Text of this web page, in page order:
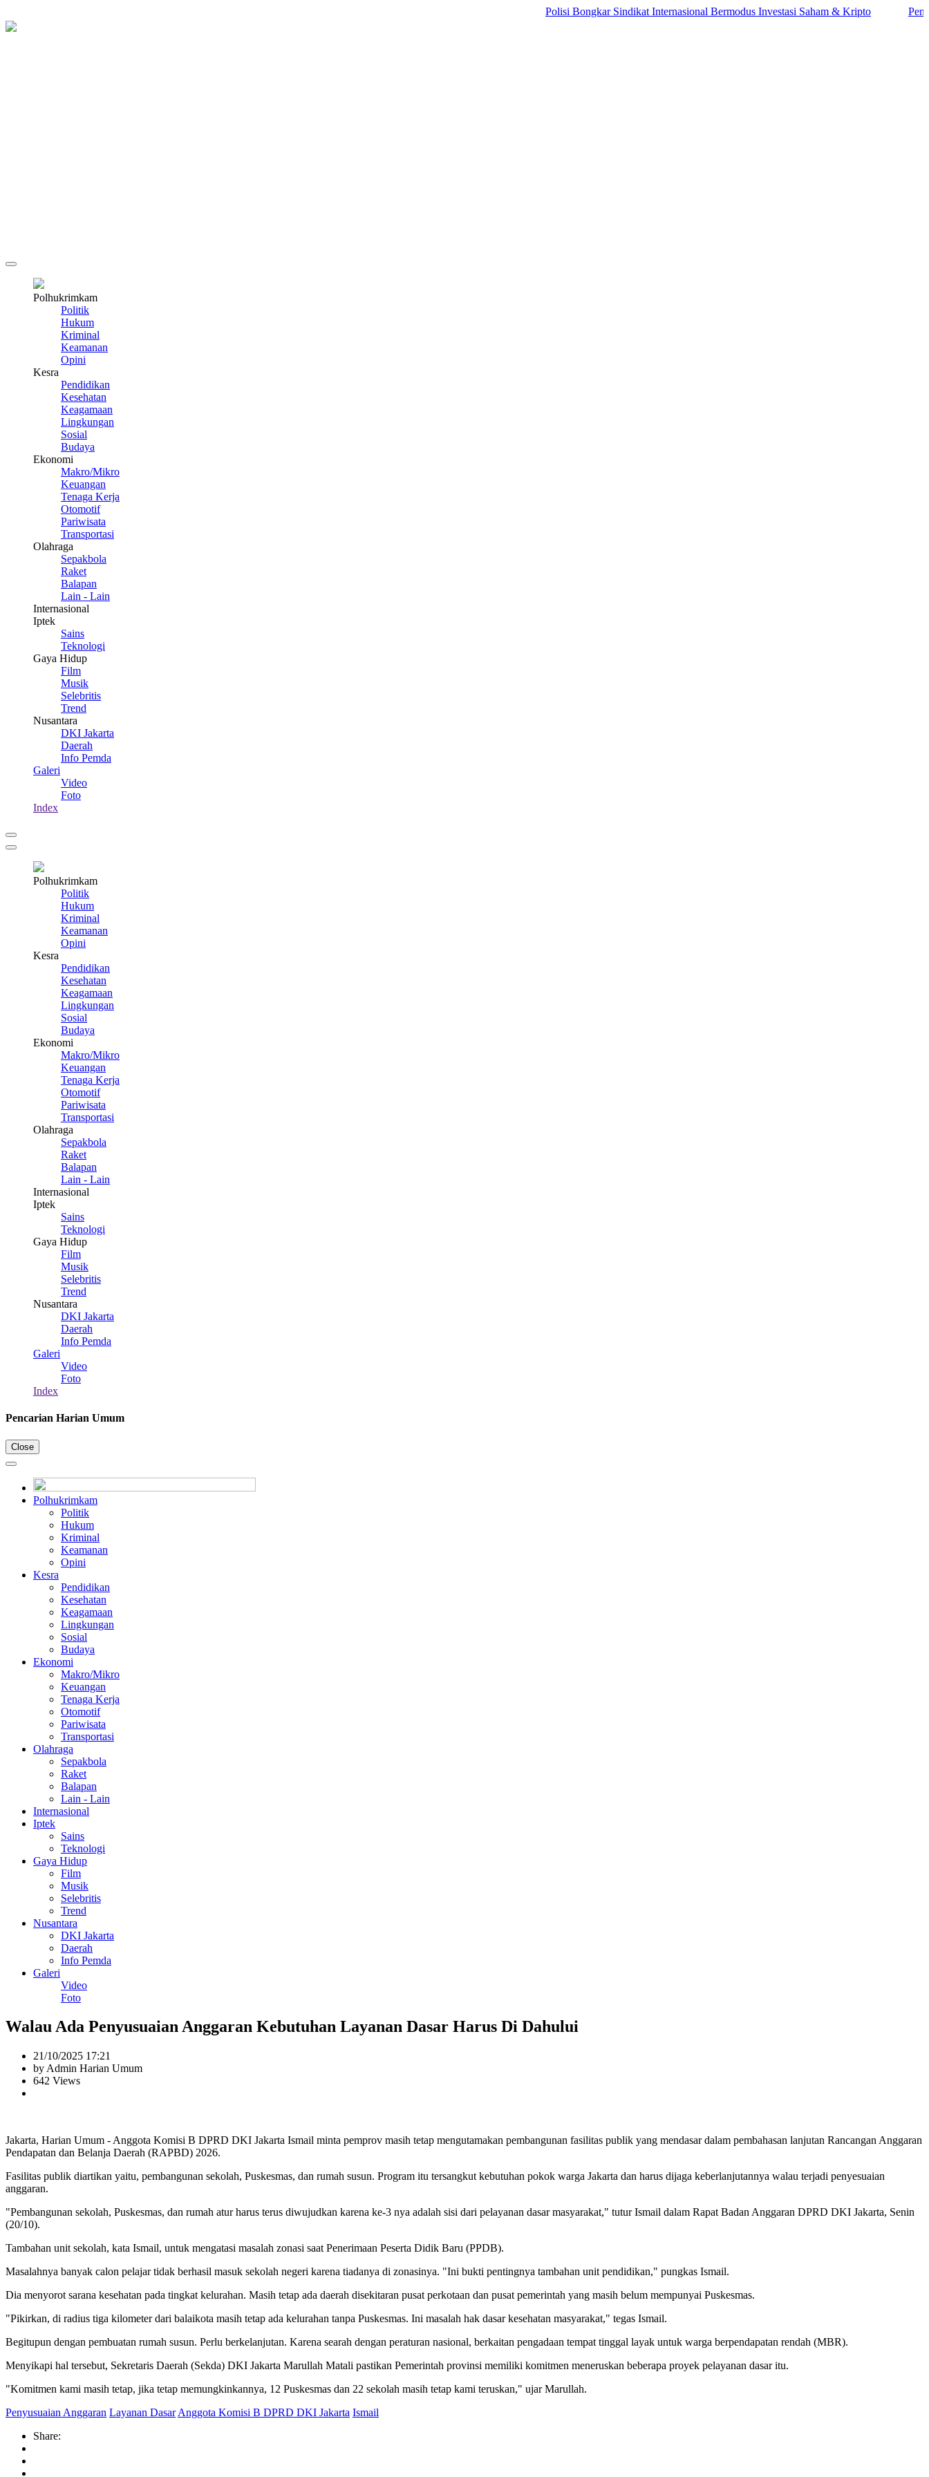
Polisi Bongkar Sindikat Internasional Bermodus Investasi Saham & Kripto Pengamat
Polhukrimkam
Politik
Hukum
Kriminal
Keamanan
Opini
Kesra
Pendidikan
Kesehatan
Keagamaan
Lingkungan
Sosial
Budaya
Ekonomi
Makro/Mikro
Keuangan
Tenaga Kerja
Otomotif
Pariwisata
Transportasi
Olahraga
Sepakbola
Raket
Balapan
Lain - Lain
Internasional
Iptek
Sains
Teknologi
Gaya Hidup
Film
Musik
Selebritis
Trend
Nusantara
DKI Jakarta
Daerah
Info Pemda
Galeri
Video
Foto
Index
Polhukrimkam
Politik
Hukum
Kriminal
Keamanan
Opini
Kesra
Pendidikan
Kesehatan
Keagamaan
Lingkungan
Sosial
Budaya
Ekonomi
Makro/Mikro
Keuangan
Tenaga Kerja
Otomotif
Pariwisata
Transportasi
Olahraga
Sepakbola
Raket
Balapan
Lain - Lain
Internasional
Iptek
Sains
Teknologi
Gaya Hidup
Film
Musik
Selebritis
Trend
Nusantara
DKI Jakarta
Daerah
Info Pemda
Galeri
Video
Foto
Index
Pencarian Harian Umum
Close
Polhukrimkam
Politik
Hukum
Kriminal
Keamanan
Opini
Kesra
Pendidikan
Kesehatan
Keagamaan
Lingkungan
Sosial
Budaya
Ekonomi
Makro/Mikro
Keuangan
Tenaga Kerja
Otomotif
Pariwisata
Transportasi
Olahraga
Sepakbola
Raket
Balapan
Lain - Lain
Internasional
Iptek
Sains
Teknologi
Gaya Hidup
Film
Musik
Selebritis
Trend
Nusantara
DKI Jakarta
Daerah
Info Pemda
Galeri
Video
Foto
Walau Ada Penyusuaian Anggaran Kebutuhan Layanan Dasar Harus Di Dahului
21/10/2025 17:21
by Admin Harian Umum
642 Views
Jakarta, Harian Umum - Anggota Komisi B DPRD DKI Jakarta Ismail minta pemprov masih tetap mengutamakan pembangunan fasilitas publik yang mendasar dalam pembahasan lanjutan Rancangan Anggaran
Pendapatan dan Belanja Daerah (RAPBD) 2026.
Fasilitas publik diartikan yaitu, pembangunan sekolah, Puskesmas, dan rumah susun. Program itu tersangkut kebutuhan pokok warga Jakarta dan harus dijaga keberlanjutannya walau terjadi penyesuaian
anggaran.
"Pembangunan sekolah, Puskesmas, dan rumah atur harus terus diwujudkan karena ke-3 nya adalah sisi dari pelayanan dasar masyarakat," tutur Ismail dalam Rapat Badan Anggaran DPRD DKI Jakarta, Senin
(20/10).
Tambahan unit sekolah, kata Ismail, untuk mengatasi masalah zonasi saat Penerimaan Peserta Didik Baru (PPDB).
Masalahnya banyak calon pelajar tidak berhasil masuk sekolah negeri karena tiadanya di zonasinya. "Ini bukti pentingnya tambahan unit pendidikan," pungkas Ismail.
Dia menyorot sarana kesehatan pada tingkat kelurahan. Masih tetap ada daerah disekitaran pusat perkotaan dan pusat pemerintah yang masih belum mempunyai Puskesmas.
"Pikirkan, di radius tiga kilometer dari balaikota masih tetap ada kelurahan tanpa Puskesmas. Ini masalah hak dasar kesehatan masyarakat," tegas Ismail.
Begitupun dengan pembuatan rumah susun. Perlu berkelanjutan. Karena searah dengan peraturan nasional, berkaitan pengadaan tempat tinggal layak untuk warga berpendapatan rendah (MBR).
Menyikapi hal tersebut, Sekretaris Daerah (Sekda) DKI Jakarta Marullah Matali pastikan Pemerintah provinsi memiliki komitmen meneruskan beberapa proyek pelayanan dasar itu.
"Komitmen kami masih tetap, jika tetap memungkinkannya, 12 Puskesmas dan 22 sekolah masih tetap kami teruskan," ujar Marullah.
Penyusuaian Anggaran Layanan Dasar Anggota Komisi B DPRD DKI Jakarta Ismail
Share: